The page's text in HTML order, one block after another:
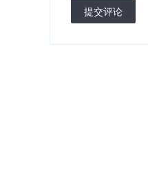
提交评论